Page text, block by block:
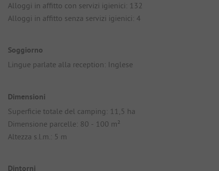
Alloggi in affitto con servizi igienici: 132
Alloggi in affitto senza servizi igienici: 4
Soggiorno
Lingue parlate alla reception: Inglese
Dimensioni
Superficie totale del camping: 11,5 ha
Dimensione parcelle: 80 - 100 m²
Altezza s.l.m.: 5 m
Dintorni